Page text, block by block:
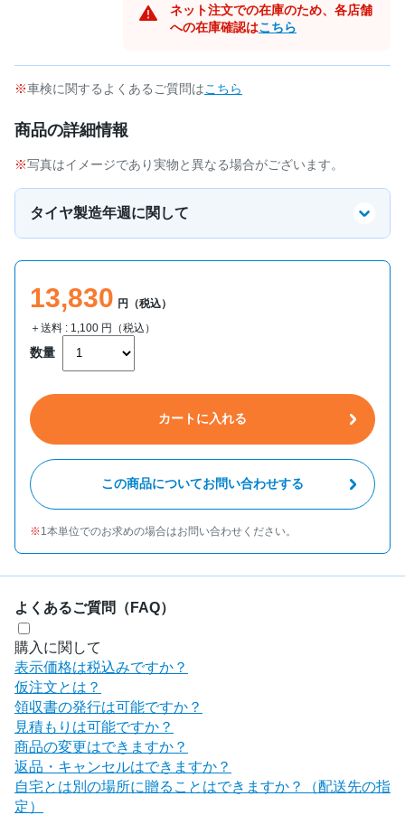
ネット注文での在庫のため、各店舗
への在庫確認はこちら
車検に関するよくあるご質問はこちら
商品の詳細情報
写真はイメージであり実物と異なる場合がございます。
タイヤ製造年週に関して
13,830 円（税込）
＋送料 : 1,100 円（税込）
数量
カートに入れる
この商品についてお問い合わせする
1本単位でのお求めの場合はお問い合わせください。
よくあるご質問（FAQ）
購入に関して
表示価格は税込みですか？
仮注文とは？
領収書の発行は可能ですか？
見積もりは可能ですか？
商品の変更はできますか？
返品・キャンセルはできますか？
自宅とは別の場所に贈ることはできますか？（配送先の指
定）